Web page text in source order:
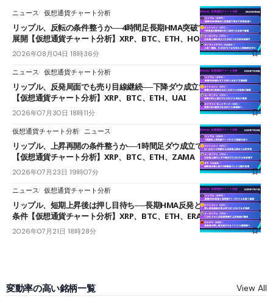
ニュース 仮想通貨チャート分析
リップル、反転の条件整うか──4時間足長期HMA突破で雲下端を目指す
展開【仮想通貨チャート分析】XRP、BTC、ETH、HOME
2026年08月04日 18時36分
ニュース 仮想通貨チャート分析
リップル、反発局面でも売り目線継続──下降ダウ成立で下値追う展開
【仮想通貨チャート分析】XRP、BTC、ETH、UAI
2026年07月30日 18時11分
仮想通貨チャート分析 ニュース
リップル、上昇再開の条件整うか──1時間足ダウ成立で1.185ドルを狙う
【仮想通貨チャート分析】XRP、BTC、ETH、ZAMA
2026年07月23日 19時07分
ニュース 仮想通貨チャート分析
リップル、短期上昇後は押し目待ち──長期HMA反発と雲上抜けが買い
条件【仮想通貨チャート分析】XRP、BTC、ETH、ERA
2026年07月21日 18時28分
変動率の高い銘柄一覧 View All